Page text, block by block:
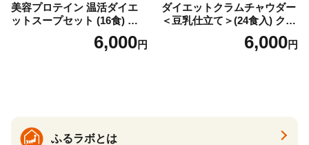
美容プロテイン 温活ダイエ
ットスープセット (16食) 小
分け スープ 食べ比べ セット
詰合せ クラムチャウダー チ
6,000円
ダイエットクラムチャウダー
＜豆乳仕立て＞(24食入) クラ
ムチャウダー 豆乳 ダイエッ
ト スープ プロテイン たんぱ
6,000円
ふるラボとは